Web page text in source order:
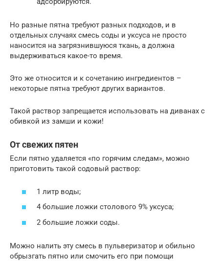
Но разные пятна требуют разных подходов, и в
отдельных случаях смесь соды и уксуса не просто
наносится на загрязнившуюся ткань, а должна
выдерживаться какое-то время.
Это же относится и к сочетанию ингредиентов –
некоторые пятна требуют других вариантов.
Такой раствор запрещается использовать на диванах с
обивкой из замши и кожи!
От свежих пятен
Если пятно удаляется «по горячим следам», можно
приготовить такой содовый раствор:
1 литр воды;
4 большие ложки столового 9% уксуса;
2 большие ложки соды.
Можно налить эту смесь в пульверизатор и обильно
обрызгать пятно или смочить его при помощи